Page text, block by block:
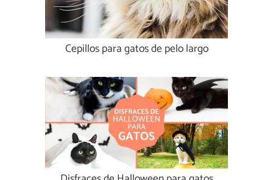
Cepillos para gatos de pelo largo